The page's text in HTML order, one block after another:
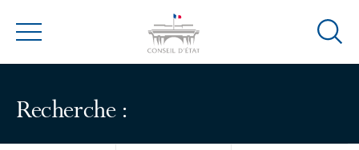
Menu
Ouvrir
Recherche :